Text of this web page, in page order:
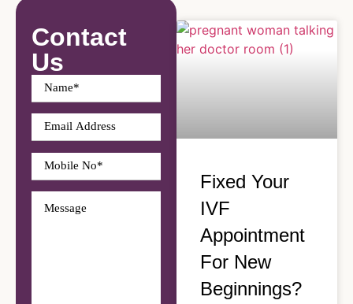
Contact
Us
Fixed Your
IVF
Appointment
For New
Beginnings?